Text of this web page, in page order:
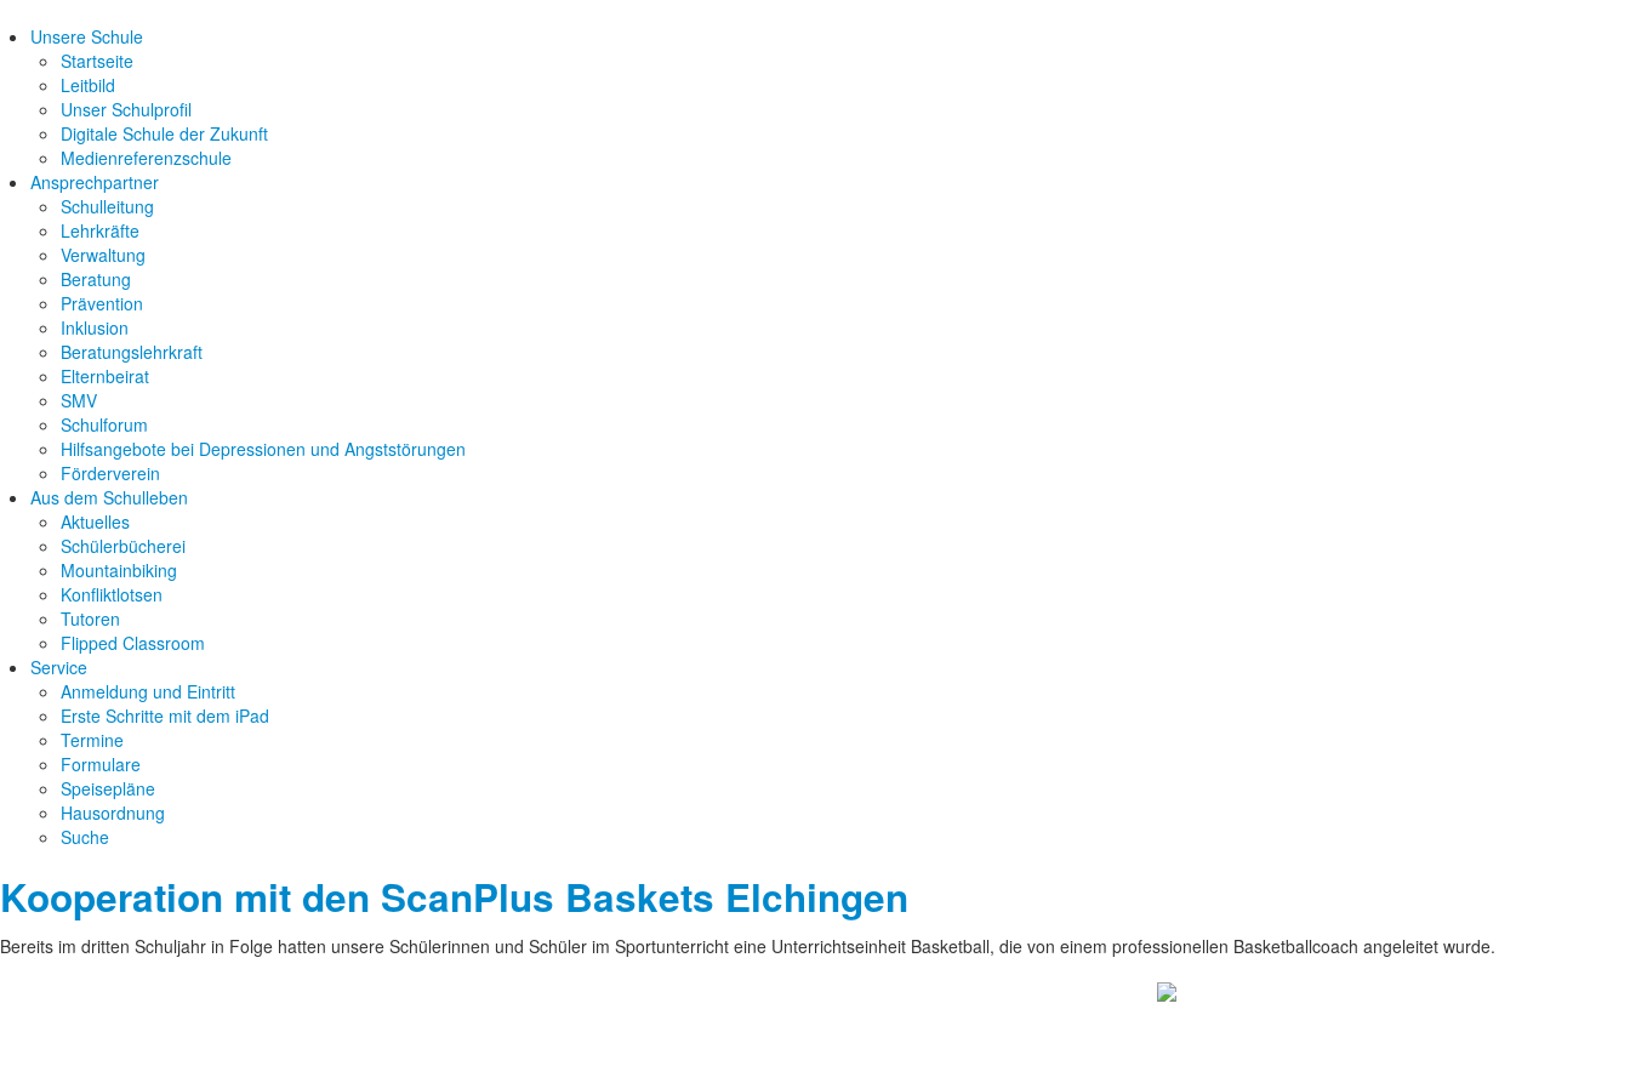
Unsere Schule
Startseite
Leitbild
Unser Schulprofil
Digitale Schule der Zukunft
Medienreferenzschule
Ansprechpartner
Schulleitung
Lehrkräfte
Verwaltung
Beratung
Prävention
Inklusion
Beratungslehrkraft
Elternbeirat
SMV
Schulforum
Hilfsangebote bei Depressionen und Angststörungen
Förderverein
Aus dem Schulleben
Aktuelles
Schülerbücherei
Mountainbiking
Konfliktlotsen
Tutoren
Flipped Classroom
Service
Anmeldung und Eintritt
Erste Schritte mit dem iPad
Termine
Formulare
Speisepläne
Hausordnung
Suche
Kooperation mit den ScanPlus Baskets Elchingen
Bereits im dritten Schuljahr in Folge hatten unsere Schülerinnen und Schüler im Sportunterricht eine Unterrichtseinheit Basketball, die von einem professionellen Basketballcoach angeleitet wurde.